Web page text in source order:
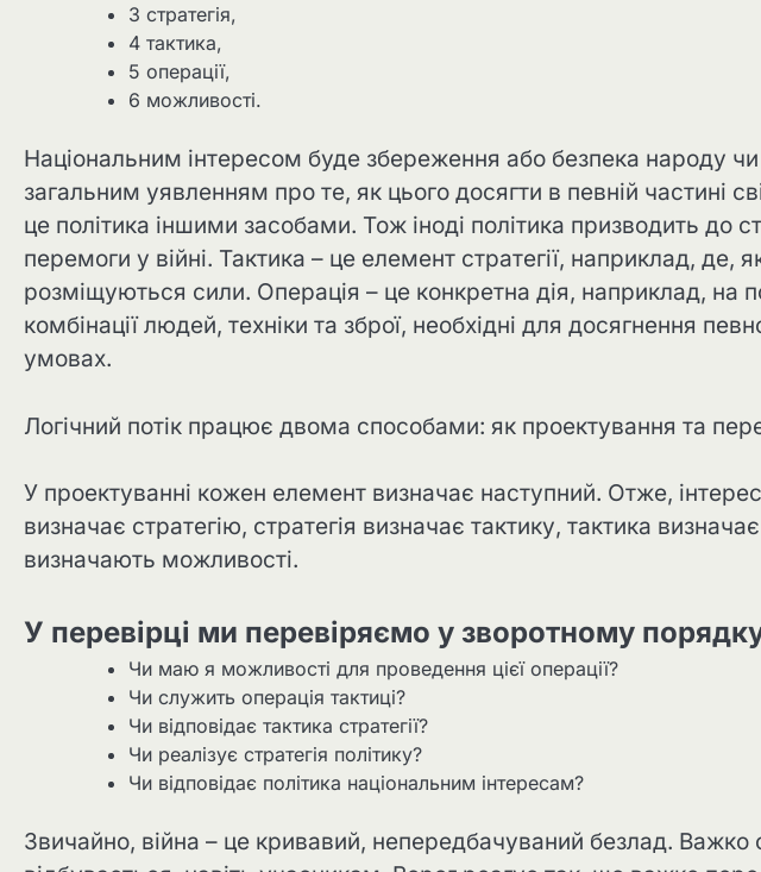
3 стратегія,
4 тактика,
5 операції,
6 можливості.
Національним інтересом буде збереження або безпека народу
загальним уявленням про те, як цього досягти в певній частині
це політика іншими засобами. Тож іноді політика призводить до
перемоги у війні. Тактика – це елемент стратегії, наприклад, де,
розміщуються сили. Операція – це конкретна дія, наприклад, на
комбінації людей, техніки та зброї, необхідні для досягнення
умовах.
Логічний потік працює двома способами: як проектування та
У проектуванні кожен елемент визначає наступний. Отже, інтерес
визначає стратегію, стратегія визначає тактику, тактика
визначають можливості.
У перевірці ми перевіряємо у зворотному
Чи маю я можливості для проведення цієї операції?
Чи служить операція тактиці?
Чи відповідає тактика стратегії?
Чи реалізує стратегія політику?
Чи відповідає політика національним інтересам?
Звичайно, війна – це кривавий, непередбачуваний безлад. Важко